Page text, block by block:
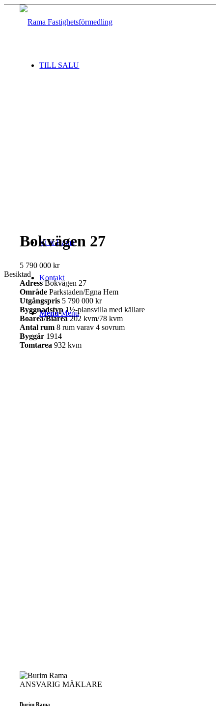
TILL SALU
Vi är Rama
Kontakt
Menu Menu
Bokvägen 27
5 790 000 kr
Besiktad
Adress Bokvägen 27
Område Parkstaden/Egna Hem
Utgångspris 5 790 000 kr
Byggnadstyp 1½-plansvilla med källare
Boarea/Biarea 202 kvm/78 kvm
Antal rum 8 rum varav 4 sovrum
Byggår 1914
Tomtarea 932 kvm
ANSVARIG MÄKLARE
Burim Rama